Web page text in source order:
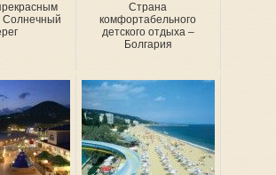
Солнечный
Страна
комфортабельного
детского отдыха –
Болгария